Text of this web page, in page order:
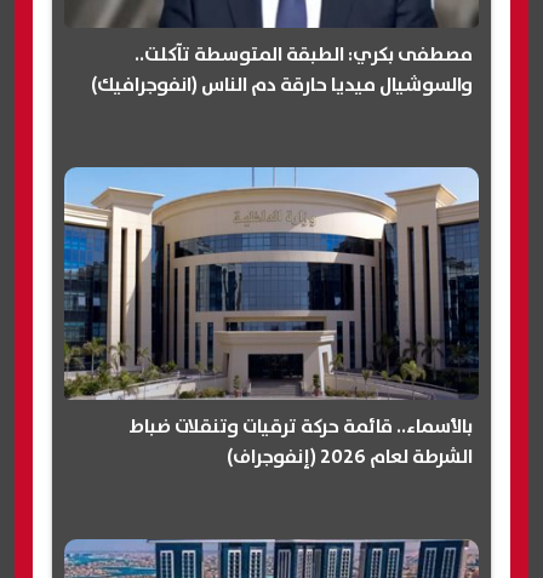
مصطفى بكري: الطبقة المتوسطة تآكلت..
والسوشيال ميديا حارقة دم الناس (انفوجرافيك)
بالأسماء.. قائمة حركة ترقيات وتنقلات ضباط
الشرطة لعام 2026 (إنفوجراف)